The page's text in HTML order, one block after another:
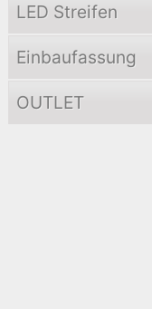
LED Streifen
Einbaufassung
OUTLET